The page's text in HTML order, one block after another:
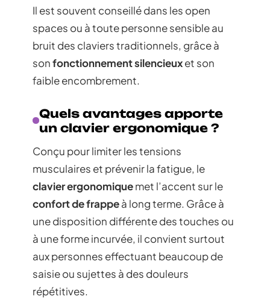
Il est souvent conseillé dans les open
spaces ou à toute personne sensible au
bruit des claviers traditionnels, grâce à
sonfonctionnement silencieuxet son
faible encombrement.
Quels avantages apporte
un clavier ergonomique ?
Conçu pour limiter les tensions
musculaires et prévenir la fatigue, le
clavier ergonomiquemet l’accent sur le
confort de frappeà long terme. Grâce à
une disposition différente des touches ou
à une forme incurvée, il convient surtout
aux personnes effectuant beaucoup de
saisie ou sujettes à des douleurs
répétitives.